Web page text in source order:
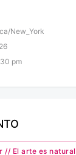
New_York
pm
// El arte es natural